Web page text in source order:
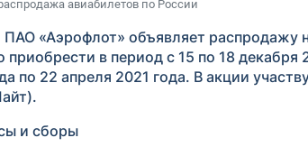
авиабилетов по России
«Аэрофлот» объявляет распродажу
в период с 15 по 18
по 22 апреля 2021 года. В акции
и сборы